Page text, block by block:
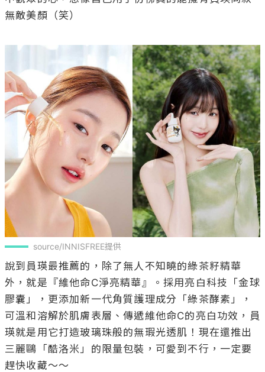
無敵美顏（笑）
source/INNISFREE提供
說到員瑛最推薦的，除了無人不知曉的綠茶籽精華
外，就是『維他命C淨亮精華』。採用亮白科技「金球
膠囊」，更添加新一代角質護理成分「綠茶酵素」，
可溫和溶解於肌膚表層、傳遞維他命C的亮白功效，員
瑛就是用它打造玻璃珠般的無瑕光透肌！現在還推出
三麗鷗「酷洛米」的限量包裝，可愛到不行，一定要
趕快收藏～～